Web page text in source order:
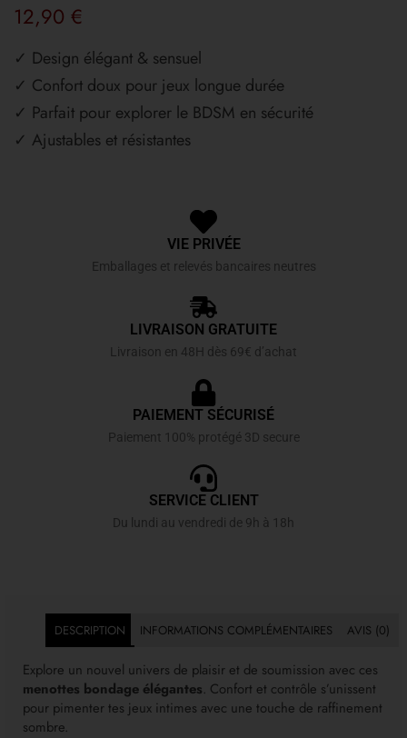
12,90 €
✓ Design élégant & sensuel
✓ Confort doux pour jeux longue durée
✓ Parfait pour explorer le BDSM en sécurité
✓ Ajustables et résistantes
VIE PRIVÉE
Emballages et relevés bancaires neutres
LIVRAISON GRATUITE
Livraison en 48H dès 69€ d’achat
PAIEMENT SÉCURISÉ
Paiement 100% protégé 3D secure
SERVICE CLIENT
Du lundi au vendredi de 9h à 18h
DESCRIPTION INFORMATIONS COMPLÉMENTAIRES AVIS (0)
Explore un nouvel univers de plaisir et de soumission avec ces
menottes bondage élégantes. Confort et contrôle s’unissent
pour pimenter tes jeux intimes avec une touche de raffinement
sombre.